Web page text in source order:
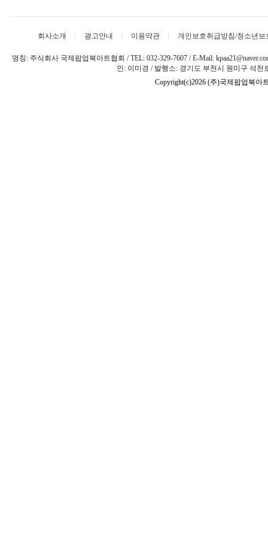
회사소개 광고안내 이용약관 개인보호취급방침/청소년보
명칭: 주식회사 국제팝업북아트협회 / TEL: 032-329-7607 / E-Mail:
인: 이미경 / 발행소: 경기도 부천시 원미구 석천
Copyright(c)2026 (주)국제팝업북아